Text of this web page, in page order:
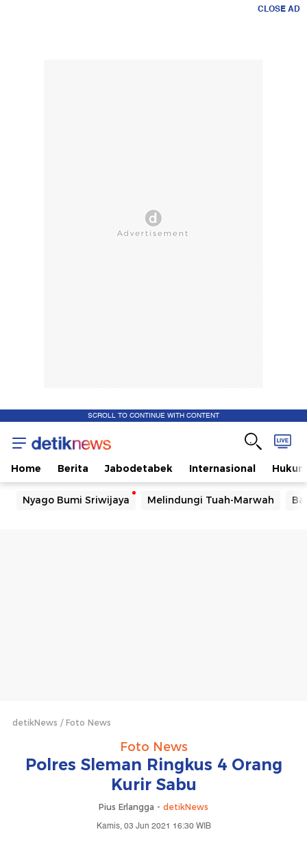
CLOSE AD
SCROLL TO CONTINUE WITH CONTENT
Home Berita Jabodetabek Internasional Hukum
Nyago Bumi Sriwijaya Melindungi Tuah-Marwah
detikNews Foto News
Foto News
Polres Sleman Ringkus 4 Orang
Kurir Sabu
Pius Erlangga - detikNews
Kamis, 03 Jun 2021 16:30 WIB